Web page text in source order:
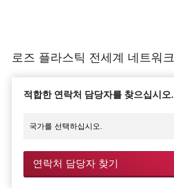
로즈 플라스틱 전세계 네트워크
적합한 연락처 담당자를 찾으십시오.
연락처 담당자 찾기